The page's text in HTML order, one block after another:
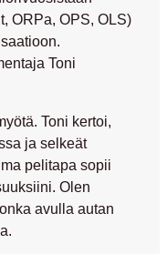
ORPa, OPS, OLS)
Toni
Toni kertoi,
ja selkeät
pelitapa sopii
Olen
avulla autan